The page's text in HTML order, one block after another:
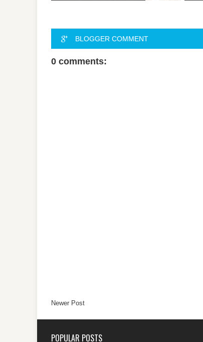
BLOGGER COMMENT
0 comments:
Newer Post
POPULAR POSTS